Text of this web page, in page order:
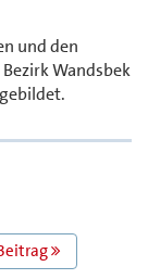
und den
Wandsbek